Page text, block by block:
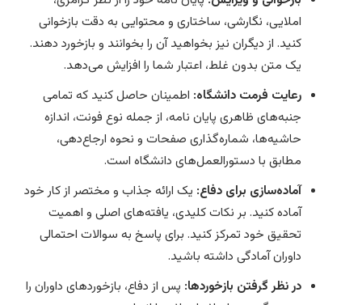
املایی، نگارشی، ساختاری و محتوایی به دقت بازخوانی
کنید. از دیگران نیز بخواهید آن را بخوانند و بازخورد دهند.
یک متن بدون غلط، اعتبار شما را افزایش می‌دهد.
رعایت فرمت دانشگاه: اطمینان حاصل کنید که تمامی
جنبه‌های ظاهری پایان نامه، از جمله نوع فونت، اندازه
حاشیه‌ها، شماره‌گذاری صفحات و نحوه ارجاع‌دهی،
مطابق با دستورالعمل‌های دانشگاه است.
آماده‌سازی برای دفاع: یک ارائه جذاب و مختصر از کار خود
آماده کنید. بر نکات کلیدی، یافته‌های اصلی و اهمیت
تحقیق خود تمرکز کنید. برای پاسخ به سوالات احتمالی
داوران آمادگی داشته باشید.
در نظر گرفتن بازخوردها: پس از دفاع، بازخوردهای داوران را